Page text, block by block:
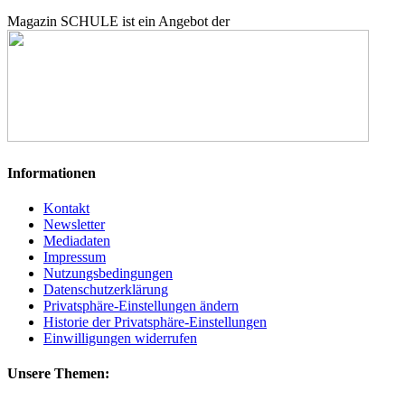
Magazin SCHULE ist ein Angebot der
Informationen
Kontakt
Newsletter
Mediadaten
Impressum
Nutzungsbedingungen
Datenschutzerklärung
Privatsphäre-Einstellungen ändern
Historie der Privatsphäre-Einstellungen
Einwilligungen widerrufen
Unsere Themen: